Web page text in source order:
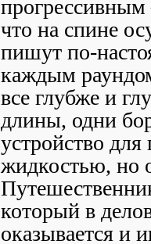
прогрессивным
что на спине
пишут по-
каждым
все глубже и
длины, одни
устройство для
жидкостью, но
который в
оказывается и